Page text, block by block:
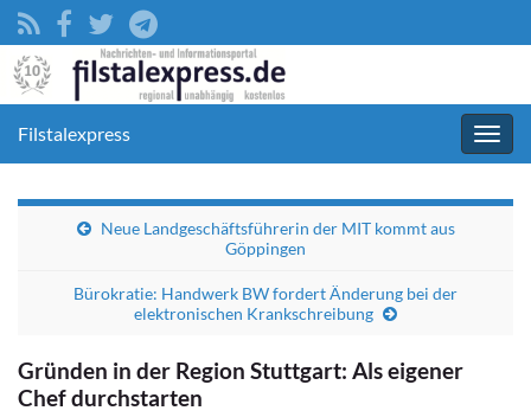
Filstalexpress
Neue Landgeschäftsführerin der MIT kommt aus
Göppingen
Bürokratie: Handwerk BW fordert Änderung bei der
elektronischen Krankschreibung
Gründen in der Region Stuttgart: Als eigener
Chef durchstarten